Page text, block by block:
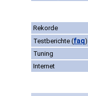
Rekorde
Testberichte (faq)
Tuning
Internet